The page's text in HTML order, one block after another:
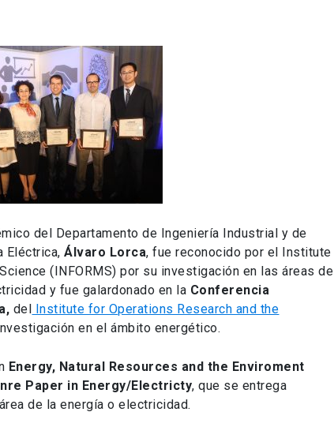
del Departamento de Ingeniería Industrial y de
Eléctrica,Álvaro Lorca, fue reconocido por el Institute
(INFORMS) por su investigación en las áreas de
y fue galardonado en la Conferencia
del Institute for Operations Research and the
en el ámbito energético.
Energy, Natural Resources and the Enviroment
Paper in Energy/Electricty, que se entrega
de la energía o electricidad.